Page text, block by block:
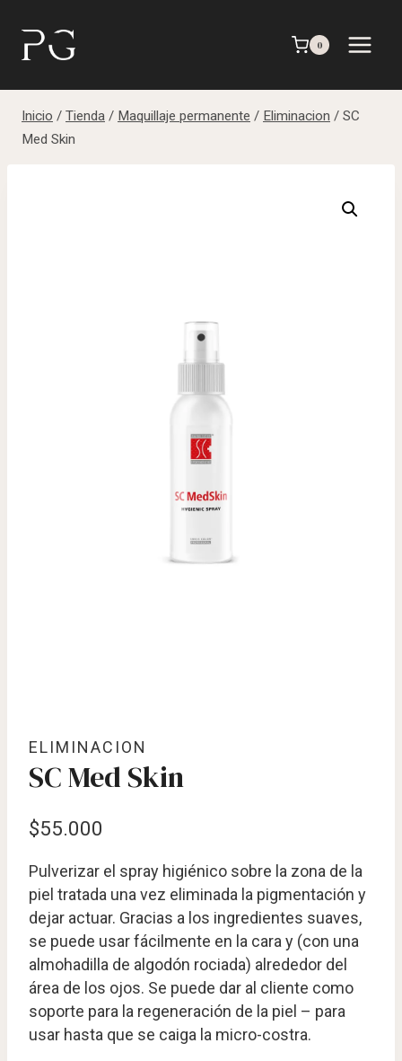
contenido
0
Inicio / Tienda / Maquillaje permanente / Eliminacion / SC
Med Skin
ELIMINACION
SC Med Skin
$55.000
Pulverizar el spray higiénico sobre la zona de la
piel tratada una vez eliminada la pigmentación y
dejar actuar. Gracias a los ingredientes suaves,
se puede usar fácilmente en la cara y (con una
almohadilla de algodón rociada) alrededor del
área de los ojos. Se puede dar al cliente como
soporte para la regeneración de la piel – para
usar hasta que se caiga la micro-costra.